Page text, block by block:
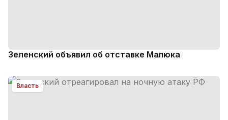
Зеленский объявил об отставке Малюка
Власть